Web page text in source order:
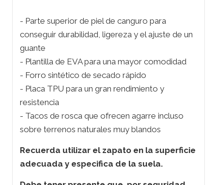
- Parte superior de piel de canguro para
conseguir durabilidad, ligereza y el ajuste de un
guante
- Plantilla de EVA para una mayor comodidad
- Forro sintético de secado rápido
- Placa TPU para un gran rendimiento y
resistencia
- Tacos de rosca que ofrecen agarre incluso
sobre terrenos naturales muy blandos
Recuerda utilizar el zapato en la superficie
adecuada y especifica de la suela.